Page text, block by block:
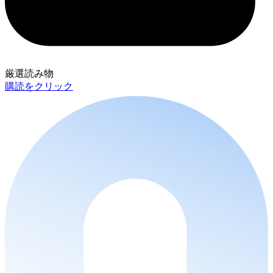
厳選読み物
購読をクリック